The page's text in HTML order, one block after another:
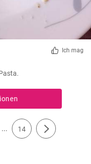
Ich mag
... 14